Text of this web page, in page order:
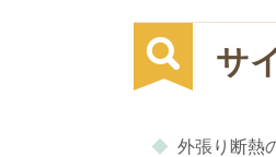
サ
外張り断熱